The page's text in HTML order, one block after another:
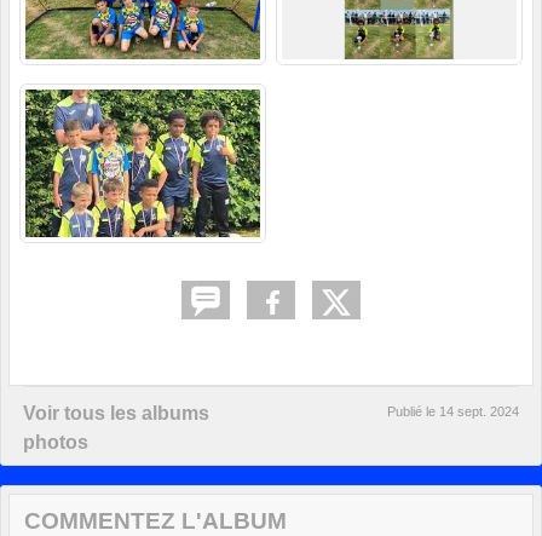
Voir tous les albums
photos
Publié le 14 sept. 2024
COMMENTEZ L'ALBUM